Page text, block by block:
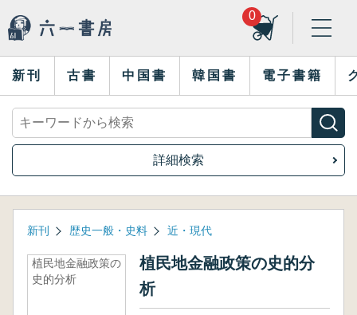
0
新刊 古書 中国書 韓国書 電子書籍
詳細検索
新刊 歴史一般・史料 近・現代
植民地金融政策の
史的分析
植民地金融政策の史的分
析